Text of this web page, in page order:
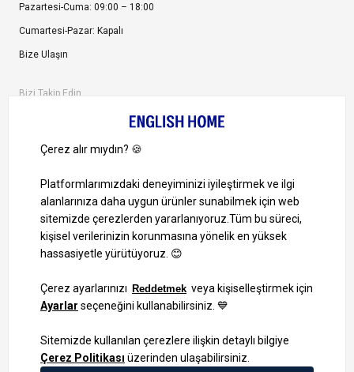
Pazartesi-Cuma: 09:00 – 18:00
Cumartesi-Pazar: Kapalı
Bize Ulaşın
Bizi Takip Edin
1000 TL ve Üzeri Alışverişlerinizde Kargo Bedava!
Bilgi Toplum Hizmetleri
KVKK Veri İşleme Politikamız
Site Haritası